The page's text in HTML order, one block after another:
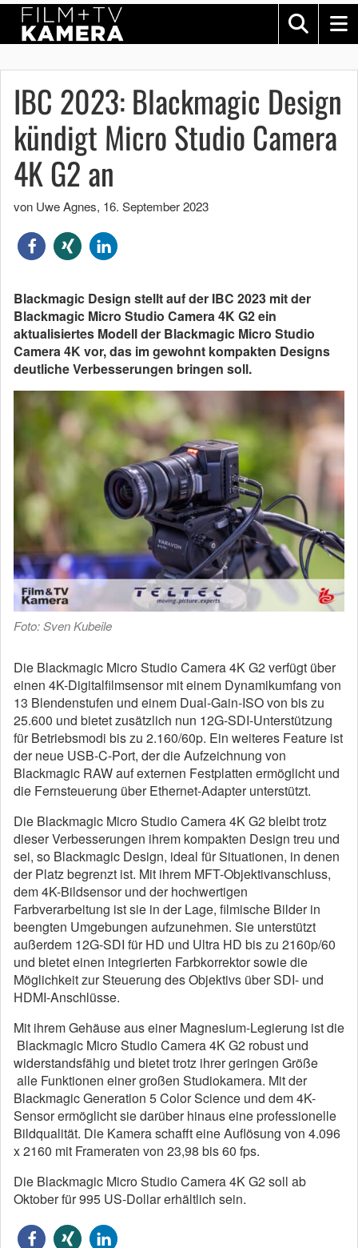
IBC 2023: Blackmagic Design
kündigt Micro Studio Camera
4K G2 an
von Uwe Agnes, 16. September 2023
Blackmagic Design stellt auf der IBC 2023 mit der
Blackmagic Micro Studio Camera 4K G2 ein
aktualisiertes Modell der Blackmagic Micro Studio
Camera 4K vor, das im gewohnt kompakten Designs
deutliche Verbesserungen bringen soll.
Foto: Sven Kubeile
Die Blackmagic Micro Studio Camera 4K G2 verfügt über
einen 4K-Digitalfilmsensor mit einem Dynamikumfang von
13 Blendenstufen und einem Dual-Gain-ISO von bis zu
25.600 und bietet zusätzlich nun 12G-SDI-Unterstützung
für Betriebsmodi bis zu 2.160/60p. Ein weiteres Feature ist
der neue USB-C-Port, der die Aufzeichnung von
Blackmagic RAW auf externen Festplatten ermöglicht und
die Fernsteuerung über Ethernet-Adapter unterstützt.
Die Blackmagic Micro Studio Camera 4K G2 bleibt trotz
dieser Verbesserungen ihrem kompakten Design treu und
sei, so Blackmagic Design, ideal für Situationen, in denen
der Platz begrenzt ist. Mit ihrem MFT-Objektivanschluss,
dem 4K-Bildsensor und der hochwertigen
Farbverarbeitung ist sie in der Lage, filmische Bilder in
beengten Umgebungen aufzunehmen. Sie unterstützt
außerdem 12G-SDI für HD und Ultra HD bis zu 2160p/60
und bietet einen integrierten Farbkorrektor sowie die
Möglichkeit zur Steuerung des Objektivs über SDI- und
HDMI-Anschlüsse.
Mit ihrem Gehäuse aus einer Magnesium-Legierung ist die
Blackmagic Micro Studio Camera 4K G2 robust und
widerstandsfähig und bietet trotz ihrer geringen Größe
alle Funktionen einer großen Studiokamera. Mit der
Blackmagic Generation 5 Color Science und dem 4K-
Sensor ermöglicht sie darüber hinaus eine professionelle
Bildqualität. Die Kamera schafft eine Auflösung von 4.096
x 2160 mit Frameraten von 23,98 bis 60 fps.
Die Blackmagic Micro Studio Camera 4K G2 soll ab
Oktober für 995 US-Dollar erhältlich sein.